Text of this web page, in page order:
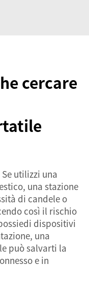
cercare
utilizzi una
una stazione
di candele o
così il rischio
dispositivi
una
può salvarti la
e in